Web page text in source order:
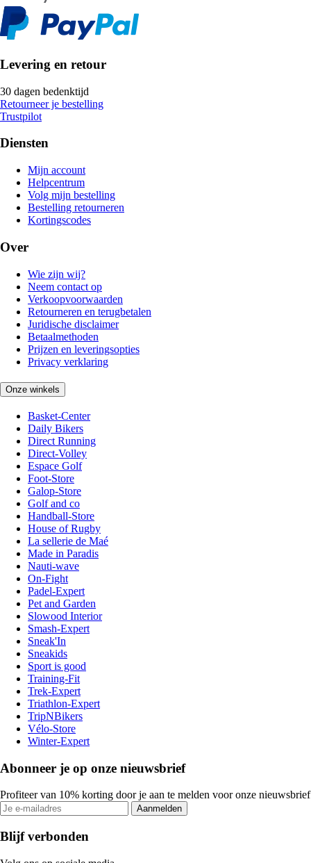
Levering en retour
30 dagen bedenktijd
Retourneer je bestelling
Trustpilot
Diensten
Mijn account
Helpcentrum
Volg mijn bestelling
Bestelling retourneren
Kortingscodes
Over
Wie zijn wij?
Neem contact op
Verkoopvoorwaarden
Retourneren en terugbetalen
Juridische disclaimer
Betaalmethoden
Prijzen en leveringsopties
Privacy verklaring
Onze winkels
Basket-Center
Daily Bikers
Direct Running
Direct-Volley
Espace Golf
Foot-Store
Galop-Store
Golf and co
Handball-Store
House of Rugby
La sellerie de Maé
Made in Paradis
Nauti-wave
On-Fight
Padel-Expert
Pet and Garden
Slowood Interior
Smash-Expert
Sneak'In
Sneakids
Sport is good
Training-Fit
Trek-Expert
Triathlon-Expert
TripNBikers
Vélo-Store
Winter-Expert
Abonneer je op onze nieuwsbrief
Profiteer van 10% korting door je aan te melden voor onze nieuwsbrief
Aanmelden
Blijf verbonden